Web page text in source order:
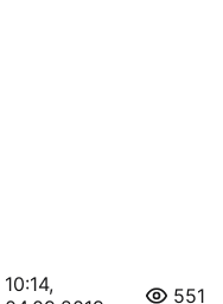
10:14,
551